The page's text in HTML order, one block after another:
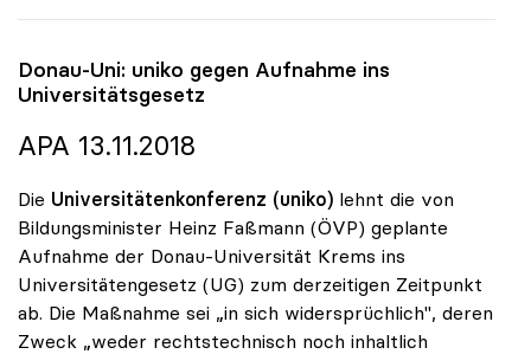
Donau-Uni: uniko gegen Aufnahme ins
Universitätsgesetz
APA 13.11.2018
Die Universitätenkonferenz (uniko) lehnt die von
Bildungsminister Heinz Faßmann (ÖVP) geplante
Aufnahme der Donau-Universität Krems ins
Universitätengesetz (UG) zum derzeitigen Zeitpunkt
ab. Die Maßnahme sei „in sich widersprüchlich", deren
Zweck „weder rechtstechnisch noch inhaltlich